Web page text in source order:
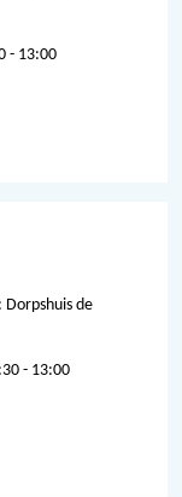
- 13:00
Dorpshuis de
- 13:00